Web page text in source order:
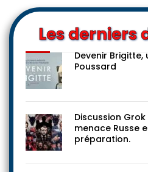
Les derniers
Devenir Brigitte,
Poussard
Discussion
menace Russe
préparation.